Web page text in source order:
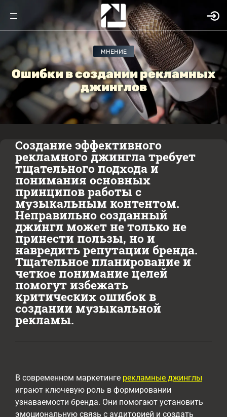
МНЕНИЕ
Ошибки в создании рекламных
джинглов
Создание эффективного
рекламного джингла требует
тщательного подхода и
понимания основных
принципов работы с
музыкальным контентом.
Неправильно созданный
джингл может не только не
принести пользы, но и
навредить репутации бренда.
Тщательное планирование и
четкое понимание целей
помогут избежать
критических ошибок в
создании музыкальной
рекламы.
В современном маркетинге рекламные джинглы
играют ключевую роль в формировании
узнаваемости бренда. Они помогают установить
эмоциональную связь с аудиторией и создать